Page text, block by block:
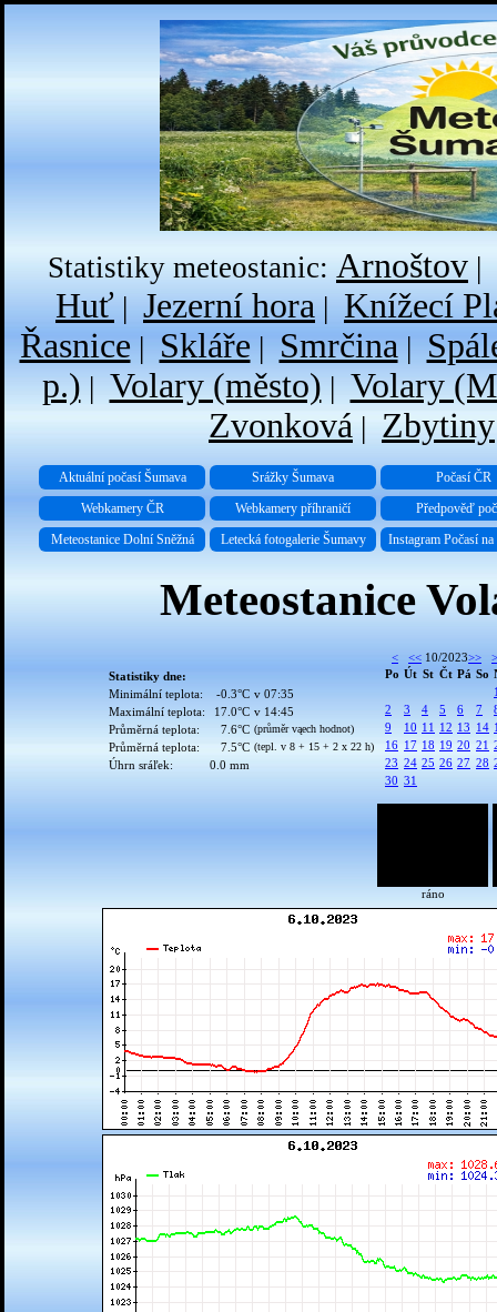
Statistiky meteostanic: Arnoštov |
Huť | Jezerní hora | Knížecí
Řasnice| Skláře| Smrčina|
p.) | Volary (město) | Volary
Zvonková | Zbytiny
Aktuální počasí Šumava Srážky Šumava
Počasí ČR
Webkamery ČR
Webkamery příhraničí
Předpověď
Meteostanice Dolní Sněžná
Letecká fotogalerie Šumavy Instagram Počasí na
Meteostanice
Statistiky dne:
Minimální teplota:
-0.3°C v 07:35
Maximální teplota:
17.0°C v 14:45
Průměrná teplota:
7.6°C (průměr vąech hodnot)
Průměrná teplota: 7.5°C (tepl. v 8 + 15 + 2 x 22 h)
Úhrn sráľek: 0.0 mm
< << 10/2023>>
>
Po Út St Čt Pá So
2
3 4 5 6 7
9
10 11 12 13 14
16 17 18 19 20 21
23 24 25 26 27 28
30 31
ráno